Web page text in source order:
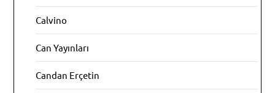
Calvino
Can Yayınları
Candan Erçetin